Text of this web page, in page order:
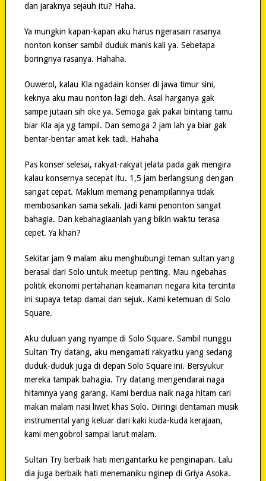
dan jaraknya sejauh itu? Haha.
Ya mungkin kapan-kapan aku harus ngerasain rasanya
nonton konser sambil duduk manis kali ya. Sebetapa
boringnya rasanya. Hahaha.
Ouwerol, kalau Kla ngadain konser di jawa timur sini,
keknya aku mau nonton lagi deh. Asal harganya gak
sampe jutaan sih oke ya. Semoga gak pakai bintang tamu
biar Kla aja yg tampil. Dan semoga 2 jam lah ya biar gak
bentar-bentar amat kek tadi. Hahaha
Pas konser selesai, rakyat-rakyat jelata pada gak mengira
kalau konsernya secepat itu. 1,5 jam berlangsung dengan
sangat cepat. Maklum memang penampilannya tidak
membosankan sama sekali. Jadi kami penonton sangat
bahagia. Dan kebahagiaanlah yang bikin waktu terasa
cepet. Ya khan?
Sekitar jam 9 malam aku menghubungi teman sultan yang
berasal dari Solo untuk meetup penting. Mau ngebahas
politik ekonomi pertahanan keamanan negara kita tercinta
ini supaya tetap damai dan sejuk. Kami ketemuan di Solo
Square.
Aku duluan yang nyampe di Solo Square. Sambil nunggu
Sultan Try datang, aku mengamati rakyatku yang sedang
duduk-duduk juga di depan Solo Square ini. Bersyukur
mereka tampak bahagia. Try datang mengendarai naga
hitamnya yang garang. Kami berdua naik naga hitam cari
makan malam nasi liwet khas Solo. Diiringi dentaman musik
instrumental yang keluar dari kaki kuda-kuda kerajaan,
kami mengobrol sampai larut malam.
Sultan Try berbaik hati mengantarku ke penginapan. Lalu
dia juga berbaik hati menemaniku nginep di Griya Asoka.